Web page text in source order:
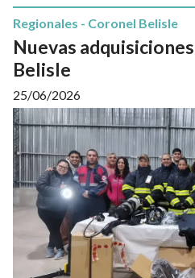
Nuevas
Belisle
Regionales - Coronel Belisle
25/06/2026